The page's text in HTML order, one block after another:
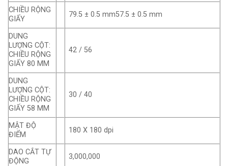
CHIỀU RỘNG
GIẤY
79.5 ± 0.5 mm57.5 ± 0.5 mm
DUNG
LƯỢNG CỘT:
CHIỀU RỘNG
GIẤY 80 MM
42 / 56
DUNG
LƯỢNG CỘT:
CHIỀU RỘNG
GIẤY 58 MM
30 / 40
MẬT ĐỘ
ĐIỂM
180 X 180 dpi
DAO CẮT TỰ
ĐỘNG
3,000,000